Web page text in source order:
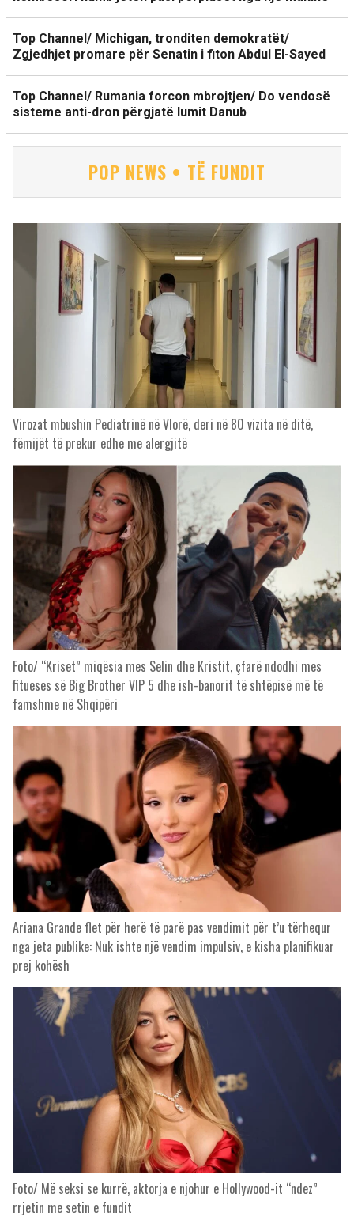
Top Channel/ Michigan, tronditen demokratët/
Zgjedhjet promare për Senatin i fiton Abdul El-Sayed
Top Channel/ Rumania forcon mbrojtjen/ Do vendosë
sisteme anti-dron përgjatë lumit Danub
POP NEWS • TË FUNDIT
Virozat mbushin Pediatrinë në Vlorë, deri në 80 vizita në ditë,
fëmijët të prekur edhe me alergjitë
Foto/ “Kriset” miqësia mes Selin dhe Kristit, çfarë ndodhi mes
fitueses së Big Brother VIP 5 dhe ish-banorit të shtëpisë më të
famshme në Shqipëri
Ariana Grande flet për herë të parë pas vendimit për t’u tërhequr
nga jeta publike: Nuk ishte një vendim impulsiv, e kisha planifikuar
prej kohësh
Foto/ Më seksi se kurrë, aktorja e njohur e Hollywood-it “ndez”
rrjetin me setin e fundit